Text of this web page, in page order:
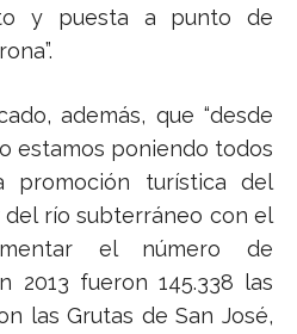
y puesta a punto de
además, que “desde
estamos poniendo todos
promoción turística del
del río subterráneo con el
el número de
2013 fueron 145.338 las
las Grutas de San José,